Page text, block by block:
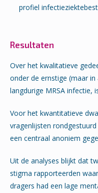
profiel
Resultaten
Over het kwalitatieve
onder de ernstige (maar
langdurige MRSA infectie,
Voor het kwantitatieve
vragenlijsten
een centraal anoniem
Uit de analyses blijkt dat
stigma rapporteerden
dragers had een lage